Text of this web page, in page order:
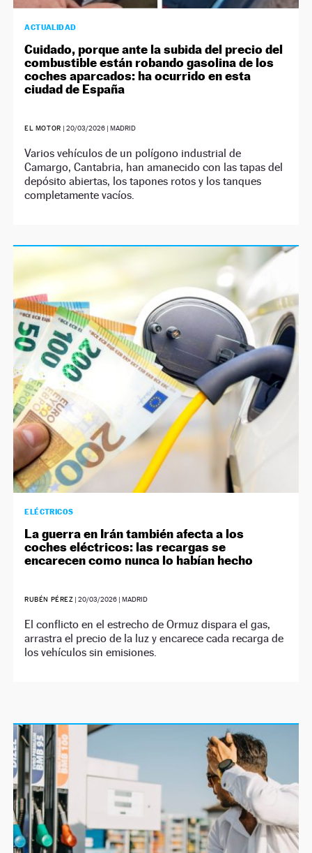
ACTUALIDAD
Cuidado, porque ante la subida del precio del
combustible están robando gasolina de los
coches aparcados: ha ocurrido en esta
ciudad de España
EL MOTOR | 20/03/2026| MADRID
Varios vehículos de un polígono industrial de
Camargo, Cantabria, han amanecido con las tapas del
depósito abiertas, los tapones rotos y los tanques
completamente vacíos.
ELÉCTRICOS
La guerra en Irán también afecta a los
coches eléctricos: las recargas se
encarecen como nunca lo habían hecho
RUBÉN PÉREZ |20/03/2026 | MADRID
El conflicto en el estrecho de Ormuz dispara el gas,
arrastra el precio de la luz y encarece cada recarga de
los vehículos sin emisiones.